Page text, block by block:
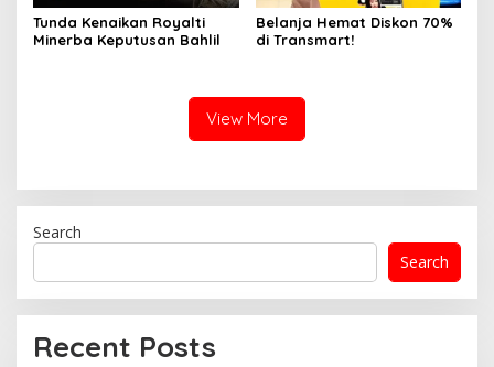
Tunda Kenaikan Royalti
Minerba Keputusan Bahlil
Belanja Hemat Diskon 70%
di Transmart!
View More
Search
Search
Recent Posts